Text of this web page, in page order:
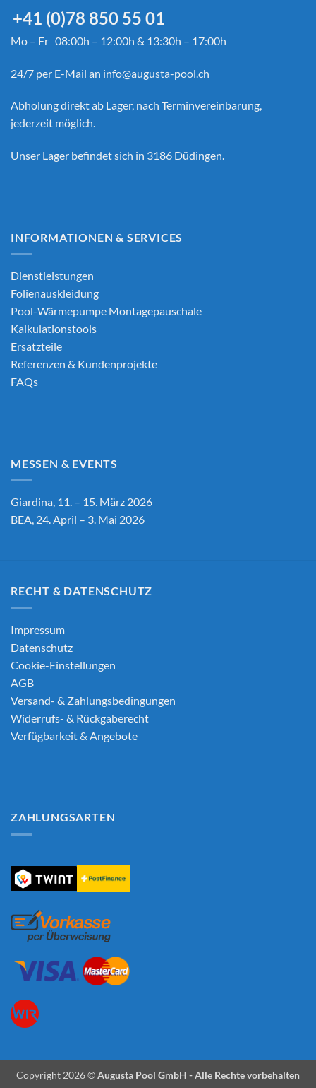
+41 (0)78 850 55 01
Mo – Fr 08:00h – 12:00h & 13:30h – 17:00h
24/7 per E-Mail an info@augusta-pool.ch
Abholung direkt ab Lager, nach Terminvereinbarung,
jederzeit möglich.
Unser Lager befindet sich in 3186 Düdingen.
INFORMATIONEN & SERVICES
Dienstleistungen
Folienauskleidung
Pool-Wärmepumpe Montagepauschale
Kalkulationstools
Ersatzteile
Referenzen & Kundenprojekte
FAQs
MESSEN & EVENTS
Giardina, 11. – 15. März 2026
BEA, 24. April – 3. Mai 2026
RECHT & DATENSCHUTZ
Impressum
Datenschutz
Cookie-Einstellungen
AGB
Versand- & Zahlungsbedingungen
Widerrufs- & Rückgaberecht
Verfügbarkeit & Angebote
ZAHLUNGSARTEN
Copyright 2026 ©Augusta Pool GmbH - Alle Rechte vorbehalten